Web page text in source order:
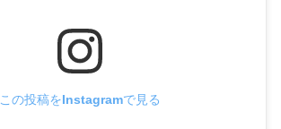
この投稿をInstagramで見る